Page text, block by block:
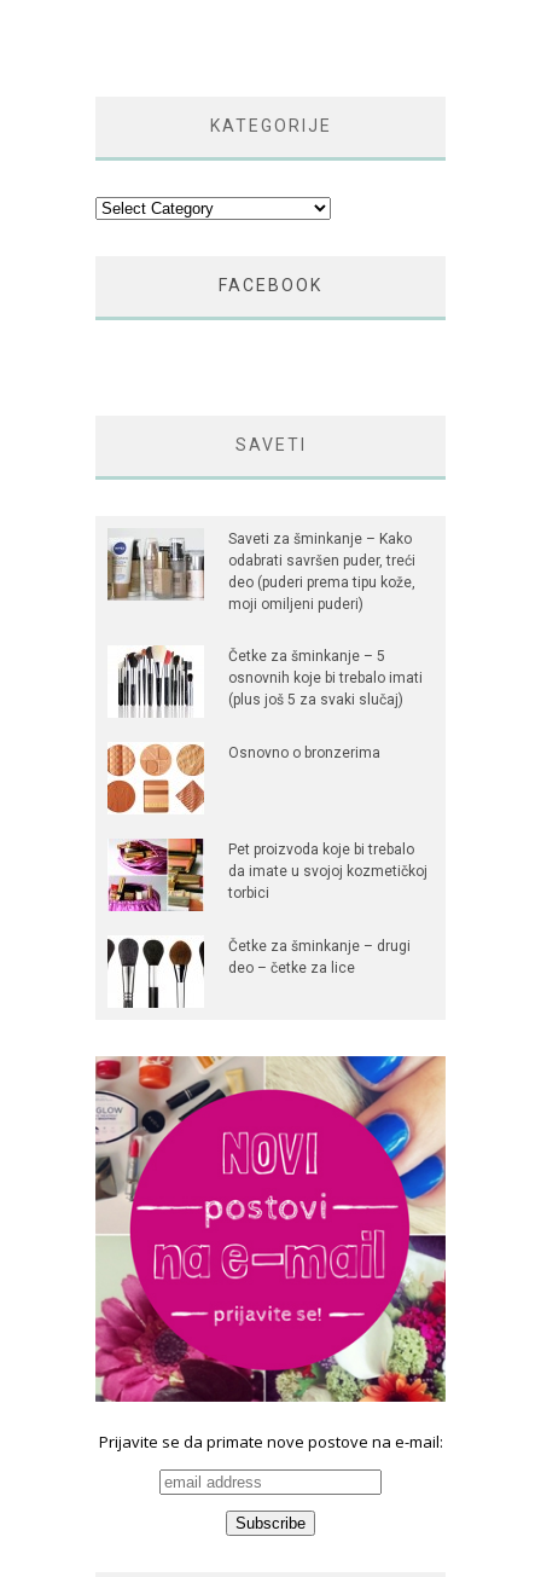
KATEGORIJE
Kategorije
FACEBOOK
SAVETI
Saveti za šminkanje – Kako
odabrati savršen puder, treći
deo (puderi prema tipu kože,
moji omiljeni puderi)
Četke za šminkanje – 5
osnovnih koje bi trebalo imati
(plus još 5 za svaki slučaj)
Osnovno o bronzerima
Pet proizvoda koje bi trebalo
da imate u svojoj kozmetičkoj
torbici
Četke za šminkanje – drugi
deo – četke za lice
Prijavite se da primate nove postove na e-mail: